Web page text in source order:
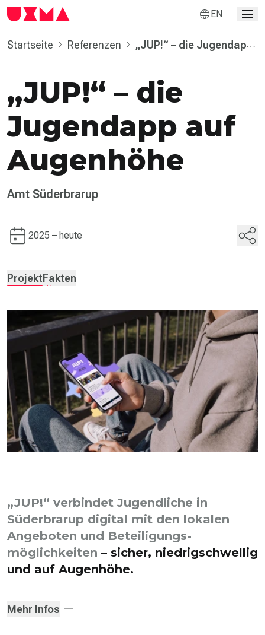
EN
Startseite Referenzen
„JUP!“ – die Jugendapp
„JUP!“ – die
Jugendapp auf
Augenhöhe
Amt Süderbrarup
2025 – heute
ProjektFakten
„JUP!“ verbindet Jugendliche in
Süderbrarup digital mit den lokalen
Angeboten und Beteiligungs­
möglichkeiten – sicher, niedrigschwellig
und auf Augenhöhe.
Mehr Infos